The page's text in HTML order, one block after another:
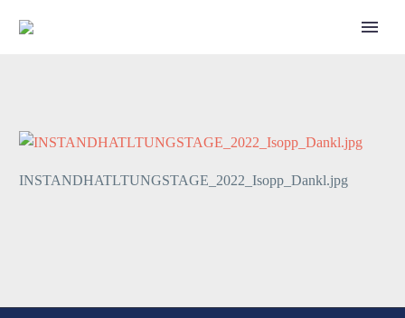
INSTANDHATLTUNGSTAGE_2022_Isopp_Dankl.jpg